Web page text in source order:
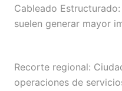
Cableado
suelen generar mayor
Recorte regional:
operaciones de